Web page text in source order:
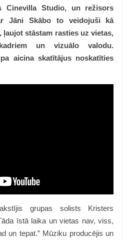
Cinevilla Studio, un režisors
Jāni Skābo to veidojuši kā
stāstam rasties uz vietas,
un vizuālo valodu.
aicina skatītājus noskatīties
grupas solists Kristers
īstā laika un vietas nav, viss,
un tepat.” Mūziku producējis un